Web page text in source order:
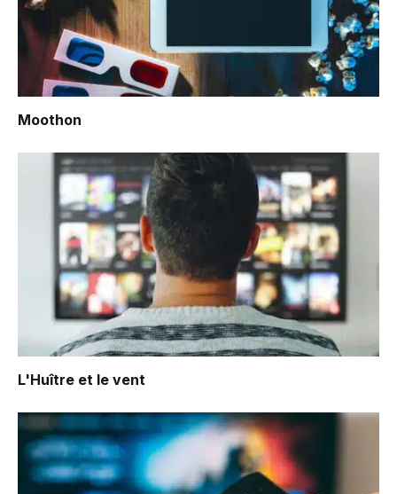
Moothon
L'Huître et le vent